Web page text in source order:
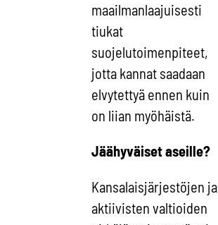
maailmanlaajuisesti
tiukat
suojelutoimenpiteet,
jotta kannat saadaan
elvytettyä ennen kuin
on liian myöhäistä.
Jäähyväiset aseille?
Kansalaisjärjestöjen ja
aktiivisten valtioiden